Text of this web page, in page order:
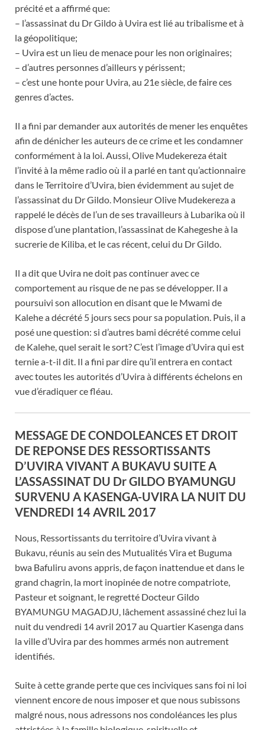
précité et a affirmé que:
– l’assassinat du Dr Gildo à Uvira est lié au tribalisme et à
la géopolitique;
– Uvira est un lieu de menace pour les non originaires;
– d’autres personnes d’ailleurs y périssent;
– c’est une honte pour Uvira, au 21e siècle, de faire ces
genres d’actes.
Il a fini par demander aux autorités de mener les enquêtes
afin de dénicher les auteurs de ce crime et les condamner
conformément à la loi. Aussi, Olive Mudekereza était
l’invité à la même radio où il a parlé en tant qu’actionnaire
dans le Territoire d’Uvira, bien évidemment au sujet de
l’assassinat du Dr Gildo. Monsieur Olive Mudekereza a
rappelé le décès de l’un de ses travailleurs à Lubarika où il
dispose d’une plantation, l’assassinat de Kahegeshe à la
sucrerie de Kiliba, et le cas récent, celui du Dr Gildo.
Il a dit que Uvira ne doit pas continuer avec ce
comportement au risque de ne pas se développer. Il a
poursuivi son allocution en disant que le Mwami de
Kalehe a décrété 5 jours secs pour sa population. Puis, il a
posé une question: si d’autres bami décrété comme celui
de Kalehe, quel serait le sort? C’est l’image d’Uvira qui est
ternie a-t-il dit. Il a fini par dire qu’il entrera en contact
avec toutes les autorités d’Uvira à différents échelons en
vue d’éradiquer ce fléau.
MESSAGE DE CONDOLEANCES ET DROIT
DE REPONSE DES RESSORTISSANTS
D’UVIRA VIVANT A BUKAVU SUITE A
L’ASSASSINAT DU Dr GILDO BYAMUNGU
SURVENU A KASENGA-UVIRA LA NUIT DU
VENDREDI 14 AVRIL 2017
Nous, Ressortissants du territoire d’Uvira vivant à
Bukavu, réunis au sein des Mutualités Vira et Buguma
bwa Bafuliru avons appris, de façon inattendue et dans le
grand chagrin, la mort inopinée de notre compatriote,
Pasteur et soignant, le regretté Docteur Gildo
BYAMUNGU MAGADJU, lâchement assassiné chez lui la
nuit du vendredi 14 avril 2017 au Quartier Kasenga dans
la ville d’Uvira par des hommes armés non autrement
identifiés.
Suite à cette grande perte que ces inciviques sans foi ni loi
viennent encore de nous imposer et que nous subissons
malgré nous, nous adressons nos condoléances les plus